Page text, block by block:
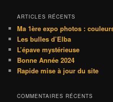
h
r
c
h
e
ARTICLES RÉCENTS
Ma 1ère expo photos :
Les bulles d’Elba
L’épave mystérieuse
Bonne Année 2024
Rapide mise à jour du site
COMMENTAIRES RÉCENTS